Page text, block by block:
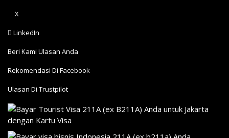
X
LinkedIn
Beri Kami Ulasan Anda
Rekomendasi Di Facebook
Ulasan Di Trustpilot